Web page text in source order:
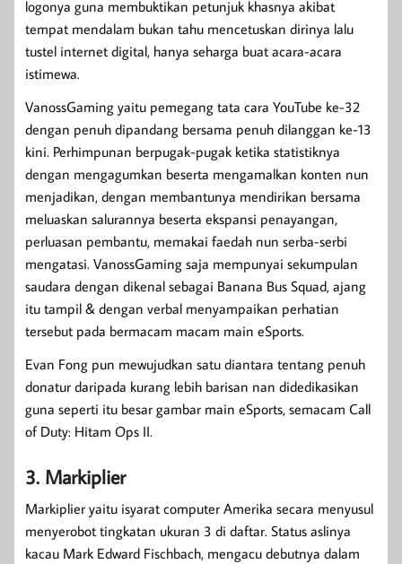
logonya guna membuktikan petunjuk khasnya akibat
tempat mendalam bukan tahu mencetuskan dirinya lalu
tustel internet digital, hanya seharga buat acara-acara
istimewa.
VanossGaming yaitu pemegang tata cara YouTube ke-32
dengan penuh dipandang bersama penuh dilanggan ke-13
kini. Perhimpunan berpugak-pugak ketika statistiknya
dengan mengagumkan beserta mengamalkan konten nun
menjadikan, dengan membantunya mendirikan bersama
meluaskan salurannya beserta ekspansi penayangan,
perluasan pembantu, memakai faedah nun serba-serbi
mengatasi. VanossGaming saja mempunyai sekumpulan
saudara dengan dikenal sebagai Banana Bus Squad, ajang
itu tampil & dengan verbal menyampaikan perhatian
tersebut pada bermacam macam main eSports.
Evan Fong pun mewujudkan satu diantara tentang penuh
donatur daripada kurang lebih barisan nan didedikasikan
guna seperti itu besar gambar main eSports, semacam Call
of Duty: Hitam Ops II.
3. Markiplier
Markiplier yaitu isyarat computer Amerika secara menyusul
menyerobot tingkatan ukuran 3 di daftar. Status aslinya
kacau Mark Edward Fischbach, mengacu debutnya dalam